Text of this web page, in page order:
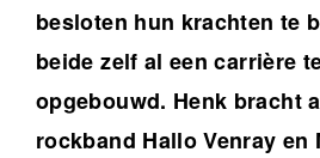
besloten hun krachten te
beide zelf al een carrière
opgebouwd. Henk bracht
rockband Hallo Venray en